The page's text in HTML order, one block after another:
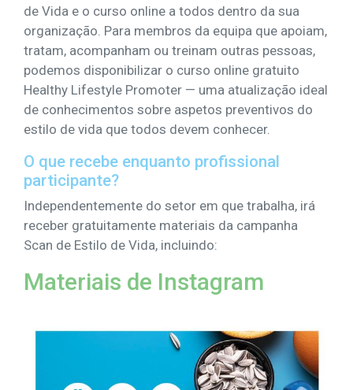
de Vida e o curso online a todos dentro da sua
organização. Para membros da equipa que apoiam,
tratam, acompanham ou treinam outras pessoas,
podemos disponibilizar o curso online gratuito
Healthy Lifestyle Promoter — uma atualização ideal
de conhecimentos sobre aspetos preventivos do
estilo de vida que todos devem conhecer.
O que recebe enquanto profissional
participante?
Independentemente do setor em que trabalha, irá
receber gratuitamente materiais da campanha
Scan de Estilo de Vida, incluindo:
Materiais de Instagram